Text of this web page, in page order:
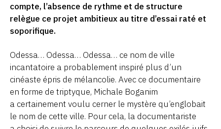
compte, l’absence de rythme et de structure
relègue ce projet ambitieux au titre d’essai raté et
soporifique.
Odessa… Odessa… Odessa… ce nom de ville
incantatoire a probablement inspiré plus d’un
cinéaste épris de mélancolie. Avec ce documentaire
en forme de triptyque, Michale Boganim
a certainement voulu cerner le mystère qu’englobait
le nom de cette ville. Pour cela, la documentariste